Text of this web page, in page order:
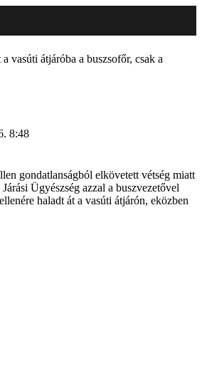
vasúti átjáróba a buszsofőr, csak a
8:48
gondatlanságból elkövetett vétség miatt
Ügyészség azzal a buszvezetővel
haladt át a vasúti átjárón, eközben